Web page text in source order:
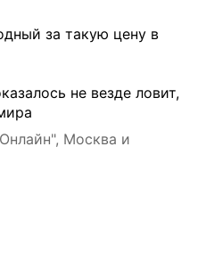
за такую цену в
не везде ловит,
Москва и